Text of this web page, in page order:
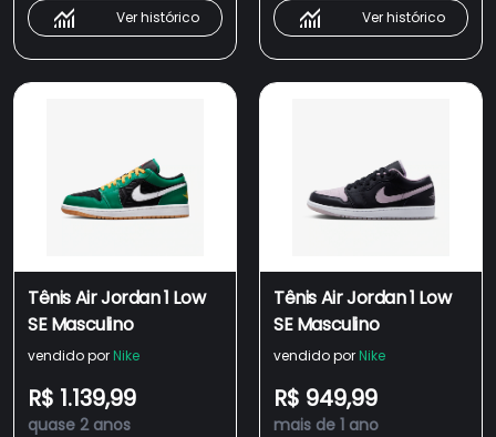
Ver histórico Ver histórico
Tênis Air Jordan 1 Low
SE Masculino
vendido por Nike
R$ 1.139,99
quase 2 anos
Tênis Air Jordan 1 Low
SE Masculino
vendido por Nike
R$ 949,99
mais de 1 ano